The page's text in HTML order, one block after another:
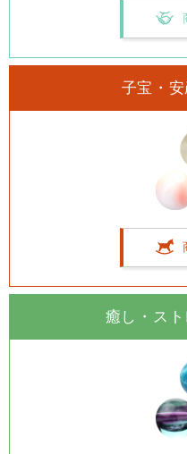
子宝・
癒し・ス